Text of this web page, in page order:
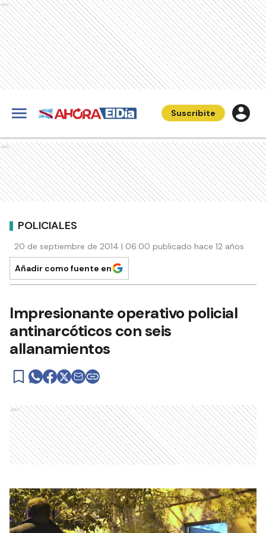
Ads
Suscribite
Ads
POLICIALES
20 de septiembre de 2014 | 06:00 publicado hace 12 años
Añadir como fuente en
Impresionante operativo policial
antinarcóticos con seis
allanamientos
Ads